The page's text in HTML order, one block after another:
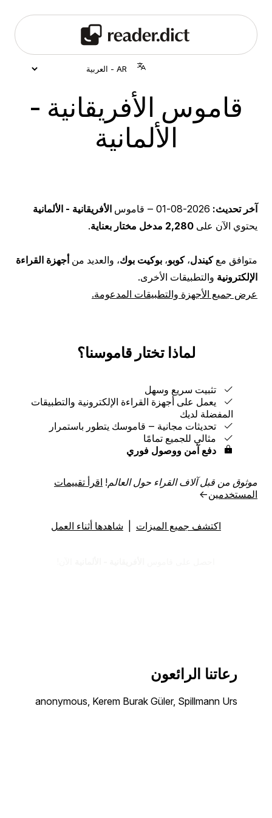
قاموس الأفريقانية -
الألمانية
آخر تحديث: 2026-08-01 ‒ قاموس الأفريقانية - الألمانية
يحتوي الآن على 2,280 مدخل مختار بعناية .
متوافق معكيندل،كوبو، بوكيت بوك، والعديد منأجهزة القراءة
الإلكترونية والتطبيقات الأخرى.
عرض جميع الأجهزة والتطبيقات المدعومة.
لماذا تختار قاموسنا؟
تثبيت سريع وسهل
يعمل على أجهزة القراءة الإلكترونية والتطبيقات
المفضلة لديك
تحديثات مجانية ‒ قاموسك يتطور باستمرار
مثالي للجميع تمامًا
دفع آمن ووصول فوري
موثوق من قبل آلاف القراء حول العالم! اقرأ تقييمات
المستخدمين→
اكتشف جميع الميزات شاهدها أثناء العمل
رعاتنا الرائعون
anonymous, Kerem Burak Güler, Spillmann Urs